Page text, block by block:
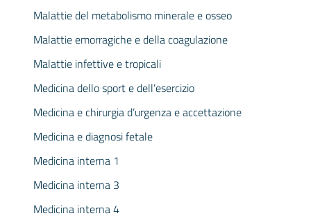
Malattie del metabolismo minerale e osseo
Malattie emorragiche e della coagulazione
Malattie infettive e tropicali
Medicina dello sport e dell’esercizio
Medicina e chirurgia d’urgenza e accettazione
Medicina e diagnosi fetale
Medicina interna 1
Medicina interna 3
Medicina interna 4